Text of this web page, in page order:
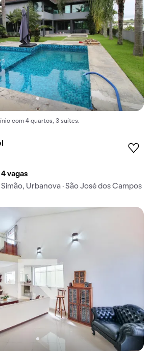
com 4 quartos, 3 suítes.
4 vagas
Urbanova · São José dos Campos